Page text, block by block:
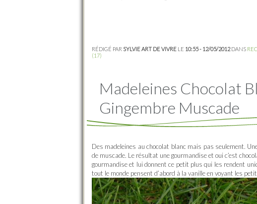
RÉDIGÉ PAR SYLVIE ART DE VIVRE LE 10:55 - 12/05/2012DANS
(17)
Madeleines Chocolat
Gingembre Muscade
Des madeleines au chocolat blanc mais pas seulement.
de muscade. Le résultat une gourmandise et oui c’est
gourmandise et lui donnent ce petit plus qui les rendent
tout le monde pensent d’abord à la vanille en voyant les